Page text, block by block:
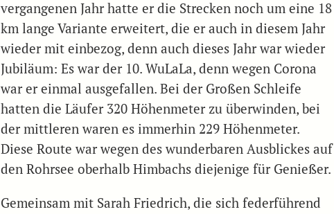
vergangenen Jahr hatte er die Strecken noch um eine 18
km lange Variante erweitert, die er auch in diesem Jahr
wieder mit einbezog, denn auch dieses Jahr war wieder
Jubiläum: Es war der 10. WuLaLa, denn wegen Corona
war er einmal ausgefallen. Bei der Großen Schleife
hatten die Läufer 320 Höhenmeter zu überwinden, bei
der mittleren waren es immerhin 229 Höhenmeter.
Diese Route war wegen des wunderbaren Ausblickes auf
den Rohrsee oberhalb Himbachs diejenige für Genießer.
Gemeinsam mit Sarah Friedrich, die sich federführend